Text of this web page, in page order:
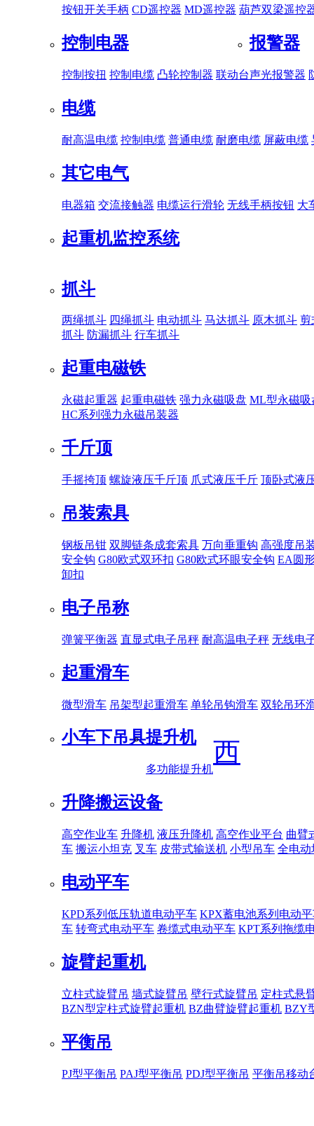
按钮开关手柄 CD遥控器 MD遥控器 葫芦双梁遥控
控制电器
控制按扭 控制电缆 凸轮控制器 联动台
报警器
声光报警器
电缆
耐高温电缆 控制电缆 普通电缆 耐磨电缆 屏蔽电缆
其它电气
电器箱 交流接触器 电缆运行滑轮 无线手柄按钮 大
起重机监控系统
抓斗
两绳抓斗 四绳抓斗 电动抓斗 马达抓斗 原木抓斗 剪
抓斗 防漏抓斗 行车抓斗
起重电磁铁
永磁起重器 起重电磁铁 强力永磁吸盘 ML型永磁吸
HC系列强力永磁吊装器
千斤顶
手摇挎顶 螺旋液压千斤顶 爪式液压千斤 顶卧式液
吊装索具
钢板吊钳 双脚链条成套索具 万向垂重钩 高强度吊
安全钩 G80欧式双环扣 G80欧式环眼安全钩 EA圆
卸扣
电子吊称
弹簧平衡器 直显式电子吊秤 耐高温电子秤 无线电
起重滑车
微型滑车 吊架型起重滑车 单轮吊钩滑车 双轮吊环
小车下吊具提升机
多功能提升机
升降搬运设备
高空作业车 升降机 液压升降机 高空作业平台 曲臂
车 搬运小坦克 叉车 皮带式输送机 小型吊车 全电动
电动平车
KPD系列低压轨道电动平车 KPX蓄电池系列电动
车 转弯式电动平车 卷缆式电动平车 KPT系列拖缆
旋臂起重机
立柱式旋臂吊 墙式旋臂吊 壁行式旋臂吊 定柱式悬
BZN型定柱式旋臂起重机 BZ曲臂旋臂起重机 BZY
平衡吊
PJ型平衡吊 PAJ型平衡吊 PDJ型平衡吊 平衡吊移动
西